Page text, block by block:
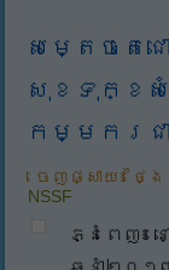
សម្តេចតេ
សុខទុក្ខសំ
កម្មករជ
ចេញផ្សាយ៖ ថ្ង
NSSF
ភ្នំពេញ៖